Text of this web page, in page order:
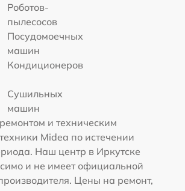
Роботов-
пылесосов
Посудомоечных
машин
Кондиционеров
Сушильных
машин
и техническим
Midea по истечении
Наш центр в Иркутске
и не имеет официальной
Цены на ремонт,